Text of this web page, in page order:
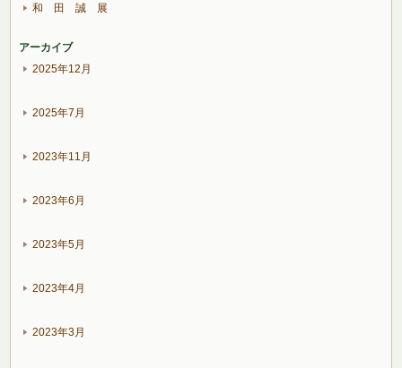
和 田 誠 展
アーカイブ
2025年12月
2025年7月
2023年11月
2023年6月
2023年5月
2023年4月
2023年3月